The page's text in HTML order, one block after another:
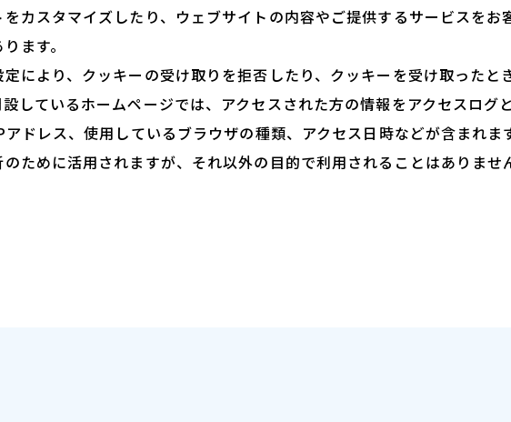
カスタマイズしたり、ウェブサイトの内容やご提供するサービスを
ます。
により、クッキーの受け取りを拒否したり、クッキーを受け取ったと
しているホームページでは、アクセスされた方の情報をアクセスログ
ドレス、使用しているブラウザの種類、アクセス日時などが含まれ
ために活用されますが、それ以外の目的で利用されることはありませ